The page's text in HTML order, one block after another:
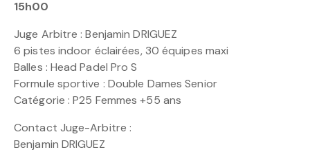
15h00
Juge Arbitre : Benjamin DRIGUEZ
6 pistes indoor éclairées, 30 équipes maxi
Balles : Head Padel Pro S
Formule sportive : Double Dames Senior
Catégorie : P25 Femmes +55 ans
Contact Juge-Arbitre :
Benjamin DRIGUEZ